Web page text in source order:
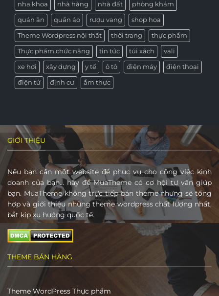
nha khoa nhà hàng nhà đất phòng khám
quán ăn quần áo rượu vang shop hoa
Theme Wordpress nội thất thời trang thực phẩm
Thực phẩm chức năng tin tức túi xách vali
xe hơi xây dựng y tế ô tô điện máy điện thoại
điện tử định cư ẩm thực
GIỚI THIỆU
Nếu bạn cần một website để phục vụ cho công việc kinh
doanh của bạn… hãy để MuaTheme có cơ hội tư vấn giúp
bạn. MuaTheme không trực tiếp bán theme nhưng sẽ tổng
hợp và giới thiệu những theme wordpress chất lượng nhất,
bắt kịp xu hướng quốc tế.
THEME BÁN HÀNG
Theme WordPress Thực phẩm